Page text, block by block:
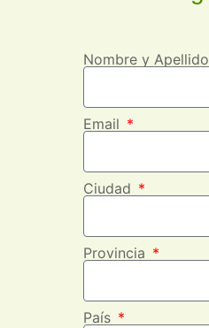
Nombre y Apellido
Email
Ciudad
Provincia
País